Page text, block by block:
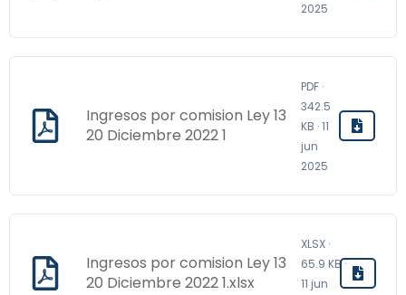
2025
Ingresos por comision Ley 13
20 Diciembre 2022 1
PDF ·
342.5
KB · 11
jun
2025
Ingresos por comision Ley 13
20 Diciembre 2022 1.xlsx
XLSX ·
65.9 KB ·
11 jun